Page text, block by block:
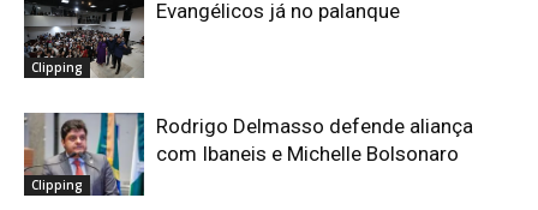
Clipping
Evangélicos já no palanque
Clipping
Rodrigo Delmasso defende aliança
com Ibaneis e Michelle Bolsonaro